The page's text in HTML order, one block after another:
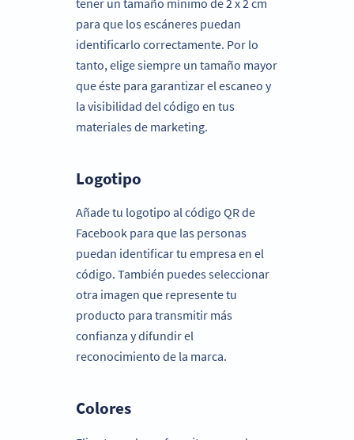
para que los escáneres puedan
identificarlo correctamente. Por lo
tanto, elige siempre un tamaño mayor
que éste para garantizar el escaneo y
la visibilidad del código en tus
materiales de marketing.
Logotipo
Añade tu logotipo al código QR de
Facebook para que las personas
puedan identificar tu empresa en el
código. También puedes seleccionar
otra imagen que represente tu
producto para transmitir más
confianza y difundir el
reconocimiento de la marca.
Colores